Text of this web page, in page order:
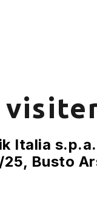
Italia s.p.a.
Busto